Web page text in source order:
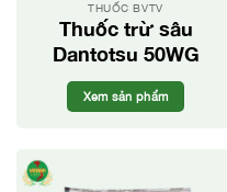
THUỐC BVTV
Thuốc trừ sâu
Dantotsu 50WG
Xem sản phẩm